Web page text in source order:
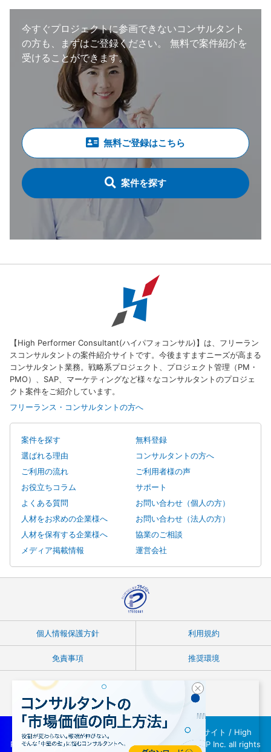
今すぐプロジェクトに参画できないコンサルタント
の方も、まずはご登録ください。
無料で案件紹介を
受けることができます。
無料ご登録はこちら
案件を探す
【High Performer Consultant(ハイパフォコンサル)】は、フリーラン
スコンサルタントの案件紹介サイトです。今後ますますニーズが高まる
コンサルタント業務。戦略系プロジェクト、プロジェクト管理（PM・
PMO）、SAP、マーケティングなど様々なコンサルタントのプロジェ
クト案件をご紹介しています。
フリーランス・コンサルタントの方へ
案件を探す
無料登録
選ばれる理由
コンサルタントの方へ
ご利用の流れ
ご利用者様の声
お役立ちコラム
サポート
よくある質問
お問い合わせ（個人の方）
人材をお求めの企業様へ
お問い合わせ（法人の方）
人材を保有する企業様へ
協業のご相談
メディア掲載情報
運営会社
個人情報保護方針 利用規約
免責事項 推奨環境
Copyright © フリーランスコンサルタント案件紹介サイト / High
Performer Consultant(ハイパフォコンサル) / INTLOOP Inc. all rights